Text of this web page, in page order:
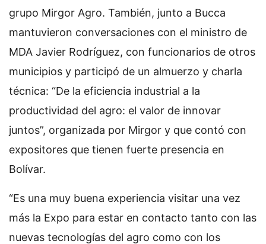
grupo Mirgor Agro. También, junto a Bucca
mantuvieron conversaciones con el ministro de
MDA Javier Rodríguez, con funcionarios de otros
municipios y participó de un almuerzo y charla
técnica: “De la eficiencia industrial a la
productividad del agro: el valor de innovar
juntos”, organizada por Mirgor y que contó con
expositores que tienen fuerte presencia en
Bolívar.
“Es una muy buena experiencia visitar una vez
más la Expo para estar en contacto tanto con las
nuevas tecnologías del agro como con los